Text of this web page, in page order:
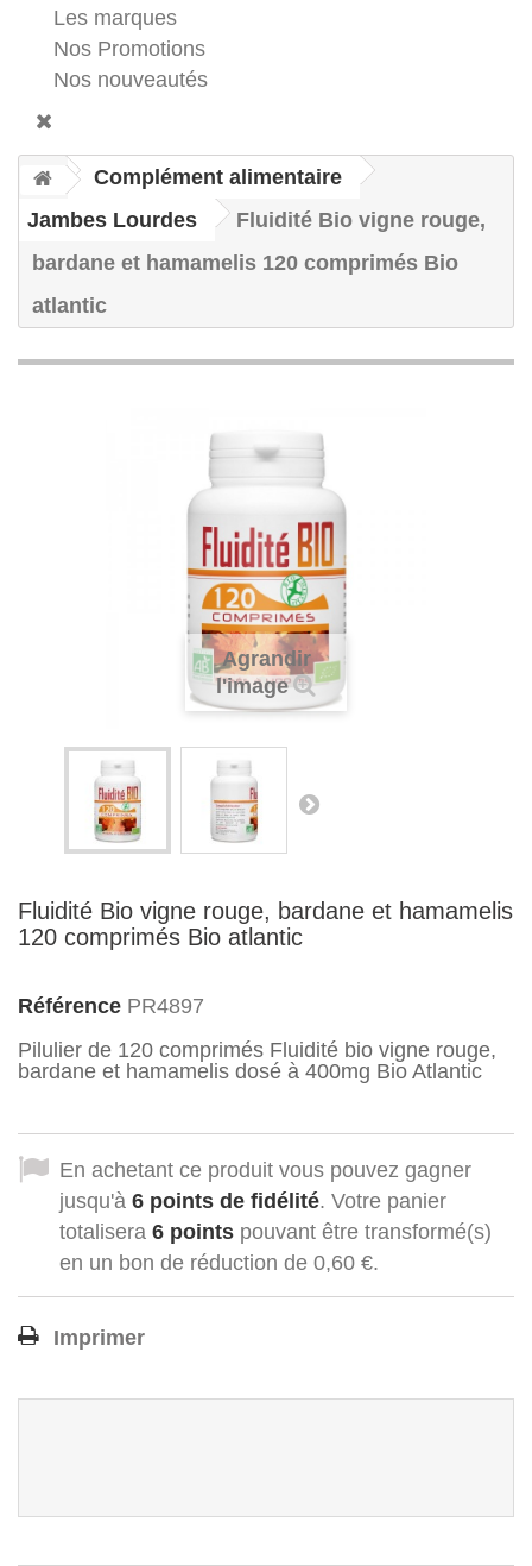
Les marques
Nos Promotions
Nos nouveautés
Complément alimentaire
Jambes Lourdes
Fluidité Bio vigne rouge,
bardane et hamamelis 120 comprimés Bio
atlantic
Agrandir
l'image
Fluidité Bio vigne rouge, bardane et hamamelis
120 comprimés Bio atlantic
Référence PR4897
Pilulier de 120 comprimés Fluidité bio vigne rouge,
bardane et hamamelis dosé à 400mg Bio Atlantic
En achetant ce produit vous pouvez gagner
jusqu'à 6 points de fidélité. Votre panier
totalisera 6 points pouvant être transformé(s)
en un bon de réduction de 0,60 €.
Imprimer